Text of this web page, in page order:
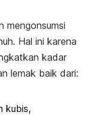
mengonsumsi
Hal ini karena
kadar
lemak baik dari:
kubis,